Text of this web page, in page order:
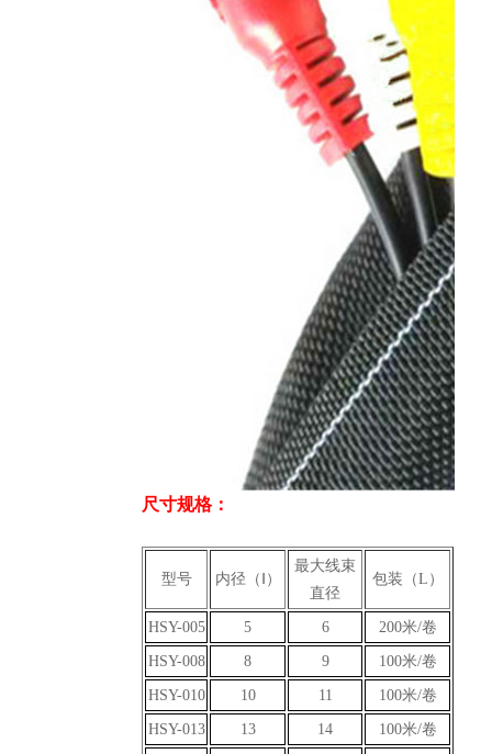
尺寸规格：
型号 内径（Ⅰ）
最大线束
直径
包装（L）
HSY-005 5 6 200米/卷
HSY-008 8 9 100米/卷
HSY-010 10 11 100米/卷
HSY-013 13 14 100米/卷